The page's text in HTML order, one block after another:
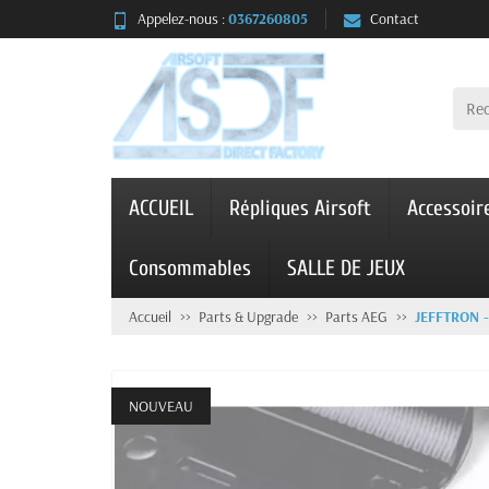
Appelez-nous :0367260805 Contact
ACCUEIL Répliques Airsoft
Consommables SALLE DE JEUX
Accueil Parts & Upgrade Parts AEG
NOUVEAU